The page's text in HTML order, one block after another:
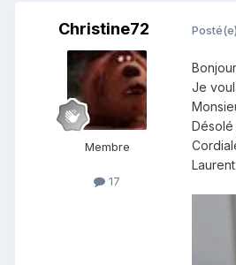
Christine72
Membre
17
Posté(e)
Je
Laurent